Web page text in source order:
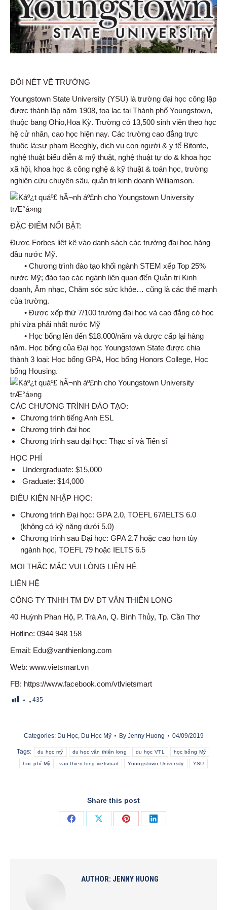
ĐÔI NÉT VỀ TRƯỜNG
Youngstown State University (YSU) là trường đại học công lập
được thành lập năm 1908, tọa lạc tại Thành phố Youngstown,
thuộc bang Ohio,Hoa Kỳ. Trường có 13,500 sinh viên theo học
hệ cử nhân, cao học hiện nay. Các trường cao đẳng trực
thuộc là:sư phạm Beeghly, dịch vụ con người & y tế Bitonte,
nghệ thuật biểu diễn & mỹ thuật, nghệ thuật tự do & khoa học
xã hội, khoa học & công nghệ & kỹ thuật & toán học, trường
nghiên cứu chuyên sâu, quản trị kinh doanh Williamson.
ĐẶC ĐIỂM NỔI BẬT:
Được Forbes liệt kê vào danh sách các trường đại học hàng
đầu nước Mỹ.
• Chương trình đào tạo khối ngành STEM xếp Top 25%
nước Mỹ; đào tạo các ngành liên quan đến Quản trị Kinh
doanh, Âm nhạc, Chăm sóc sức khỏe… cũng là các thế mạnh
của trường.
• Được xếp thứ 7/100 trường đại học và cao đẳng có học
phí vừa phải nhất nước Mỹ
• Học bổng lên đến $18.000/năm và được cấp lại hàng
năm. Học bổng của Đại học Youngstown State được chia
thành 3 loại: Học bổng GPA, Học bổng Honors College, Học
bổng Housing.
CÁC CHƯƠNG TRÌNH ĐÀO TẠO:
Chương trình tiếng Anh ESL
Chương trình đại học
Chương trình sau đại học: Thạc sĩ và Tiến sĩ
HỌC PHÍ
Undergraduate: $15,000
Graduate: $14,000
ĐIỀU KIỆN NHẬP HỌC:
Chương trình Đại học: GPA 2.0, TOEFL 67/IELTS 6.0
(không có kỹ năng dưới 5.0)
Chương trình sau Đại học: GPA 2.7 hoặc cao hơn tùy
ngành học, TOEFL 79 hoặc IELTS 6.5
MỌI THẮC MẮC VUI LÒNG LIÊN HỆ
LIÊN HỆ
CÔNG TY TNHH TM DV ĐT VÂN THIÊN LONG
40 Huỳnh Phan Hộ, P. Trà An, Q. Bình Thủy, Tp. Cần Thơ
Hotline: 0944 948 158
Email: Edu@vanthienlong.com
Web: www.vietsmart.vn
FB: https://www.facebook.com/vtlvietsmart
435
Categories: Du Học, Du Học Mỹ By Jenny Huong 04/09/2019
Tags: du học mỹ du học vân thiên long du học VTL học bổng Mỹ
học phí Mỹ van thien long vietsmart Youngstown University YSU
Share this post
Share
Share
Share
Share
AUTHOR: JENNY HUONG